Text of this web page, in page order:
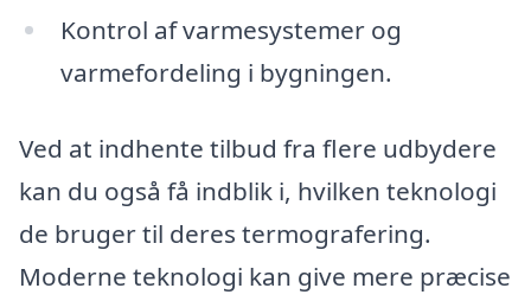
Kontrol af varmesystemer og
varmefordeling i bygningen.
Ved at indhente tilbud fra flere udbydere
kan du også få indblik i, hvilken teknologi
de bruger til deres termografering.
Moderne teknologi kan give mere præcise